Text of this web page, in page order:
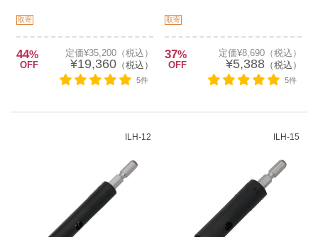
取寄
44%
OFF
定価¥35,200（税込）
¥19,360（税込）
5件
取寄
37%
OFF
定価¥8,690（税込）
¥5,388（税込）
5件
ILH-12 ILH-15